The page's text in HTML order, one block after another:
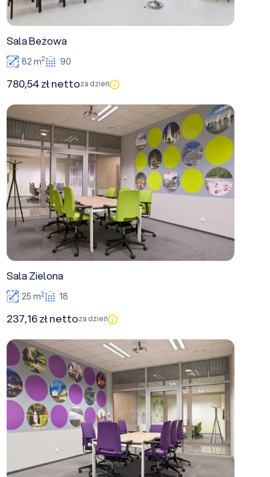
Sala Beżowa
82 m2 90
780,54 zł nettoza dzień
Sala Zielona
Sala Zielona
25 m2 18
237,16 zł nettoza dzień
Sala Fioletowa